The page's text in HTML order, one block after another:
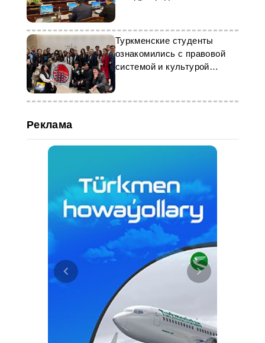
конференции в Москве
Туркменские студенты
ознакомились с правовой
системой и культурой
Реклама